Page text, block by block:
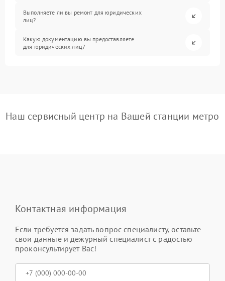
Выполняете ли вы ремонт для юридических
лиц?
Какую документацию вы предоставляете
для юридических лиц?
Наш сервисный центр на Вашей станции метро
Контактная информация
Если требуется задать вопрос специалисту, оставьте
свои данные и дежурный специалист с радостью
проконсультирует Вас!